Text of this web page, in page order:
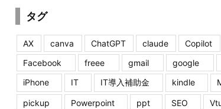
タグ
AX canva ChatGPT claude Copilot
Facebook
freee gmail google
iPhone
IT IT導入補助金 kindle
pickup Powerpoint ppt SEO